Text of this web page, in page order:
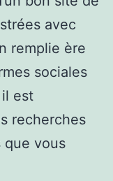
avec
remplie ère
sociales
est
recherches
que vous